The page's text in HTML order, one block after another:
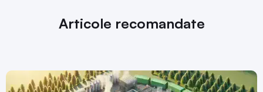
Articole recomandate